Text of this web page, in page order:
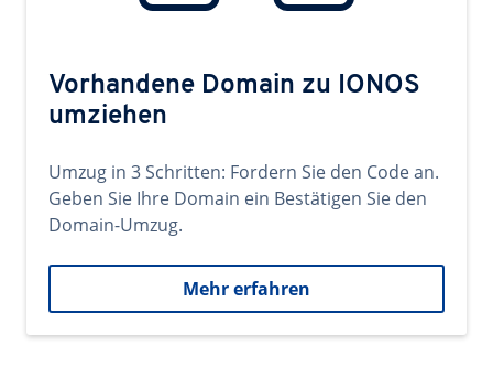
Vorhandene Domain zu IONOS
umziehen
Umzug in 3 Schritten: Fordern Sie den Code an.
Geben Sie Ihre Domain ein Bestätigen Sie den
Domain-Umzug.
Mehr erfahren